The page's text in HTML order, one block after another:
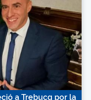
a Trebucq por la